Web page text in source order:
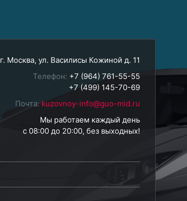
г. Москва, ул. Василисы Кожиной д. 11
Телефон: +7 (964) 761-55-55
+7 (499) 145-70-69
Почта: kuzovnoy-info@guo-mid.ru
Мы работаем каждый день
с 08:00 до 20:00, без выходных!